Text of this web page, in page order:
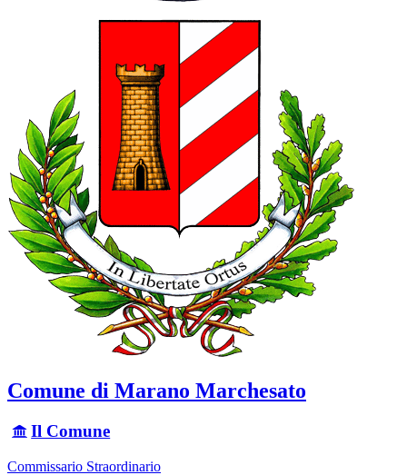
Comune di Marano Marchesato
Il Comune
Commissario Straordinario